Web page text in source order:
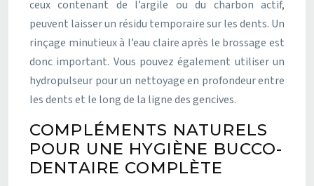
ceux contenant de l’argile ou du charbon actif,
peuvent laisser un résidu temporaire sur les dents. Un
rinçage minutieux à l’eau claire après le brossage est
donc important. Vous pouvez également utiliser un
hydropulseur pour un nettoyage en profondeur entre
les dents et le long de la ligne des gencives.
COMPLÉMENTS NATURELS
POUR UNE HYGIÈNE BUCCO-
DENTAIRE COMPLÈTE